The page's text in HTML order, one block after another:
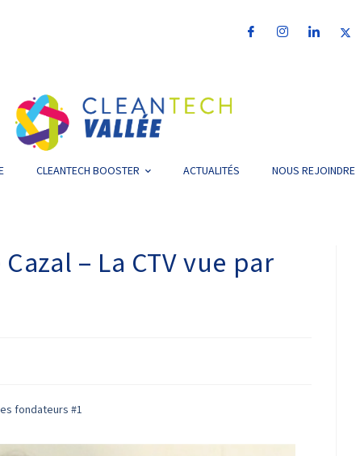
CLEANTECH BOOSTER ACTUALITÉS NOUS REJOINDRE
– La CTV vue par
fondateurs #1